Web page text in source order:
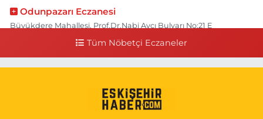
Odunpazarı Eczanesi
Büyükdere Mahallesi, Prof.Dr.Nabi Avcı Bulvarı No:21 E
Yenidoğan Mahallesi, Şehit Serkan Özaydın Caddesi No:8 B
Tüm Nöbetçi Eczaneler